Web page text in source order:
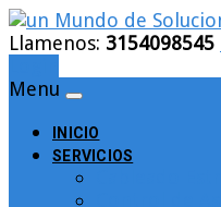
Llamenos: 3154098545
Menu
INICIO
SERVICIOS